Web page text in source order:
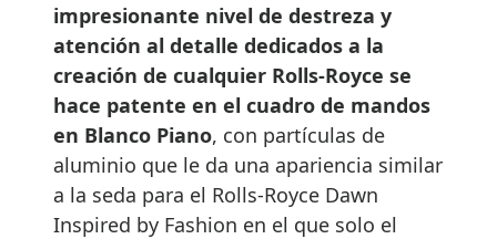
impresionante nivel de destreza y
atención al detalle dedicados a la
creación de cualquier Rolls-Royce se
hace patente en el cuadro de mandos
en Blanco Piano, con partículas de
aluminio que le da una apariencia similar
a la seda para el Rolls-Royce Dawn
Inspired by Fashion en el que solo el